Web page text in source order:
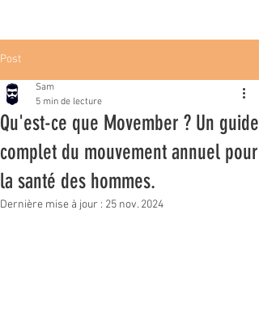
Post
Qu'est-ce que Movember ? Un guide
complet du mouvement annuel pour
la santé des hommes.
Sam
5 min de lecture
Dernière mise à jour : 25 nov. 2024